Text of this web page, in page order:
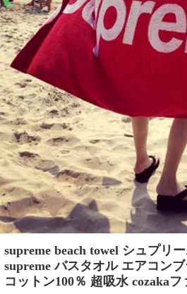
supreme beach towel シュプリ
supreme バスタオル エアコン
コットン100％ 超吸水 cozaka